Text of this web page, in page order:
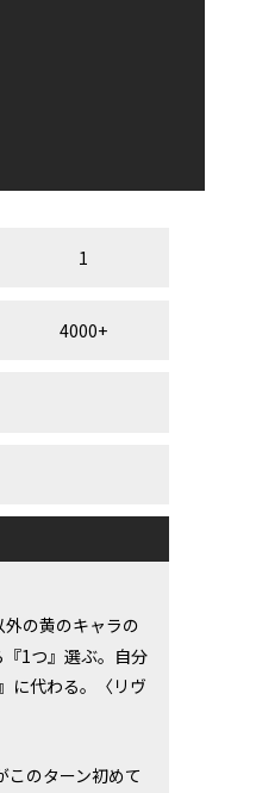
1
4000+
の黄のキャラの
1つ』選ぶ。自分
に代わる。〈リヴ
このターン初めて